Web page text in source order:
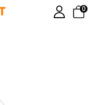
0